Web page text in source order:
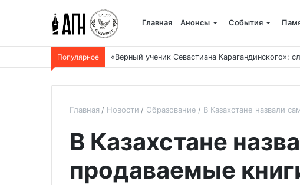
Главная Анонсы События
Популярное «Верный ученик Севастиана Карагандинского»:
Главная Новости Образование В Казахстане назвали
В Казахстане
продаваемые